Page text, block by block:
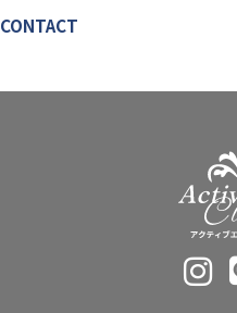
CONTACT